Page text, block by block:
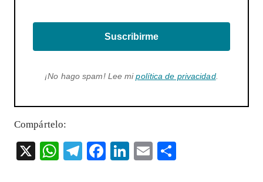
Suscribirme
¡No hago spam! Lee mipolítica de privacidad.
Compártelo:
X
W T
F
Li E